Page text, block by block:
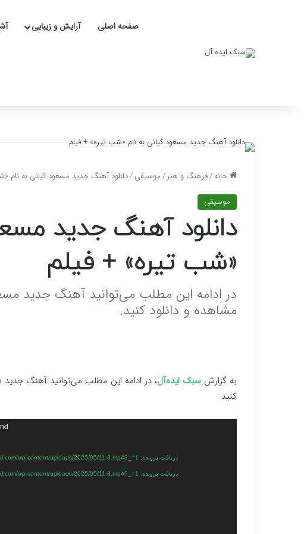
صفحه اصلی آرایش و زیبایی
خانه/فرهنگ و هنر/موسیقی/دانلود آهنگ جدید مسعود کیانی به نام
موسیقی
دانلود آهنگ جدید
«شب تیره» + فیلم
در ادامه این مطلب می‌توانید آهنگ جدید
مشاهده و دانلود کنید.
به گزارش سبک ایده‌آل، در ادامه این مطلب می‌توانید آهنگ
کنید.
دریافت پرونده: https://traffic.mediaffic.ir/p/https/traffic.mediaffic.ir/p/https/sabkeideal.com/wp-content/uploads/2025/05/11-3.mp4?_=1
دریافت پرونده: https://traffic.mediaffic.ir/p/https/traffic.mediaffic.ir/p/https/sabkeideal.com/wp-content/uploads/2025/05/11-3.mp4?_=1